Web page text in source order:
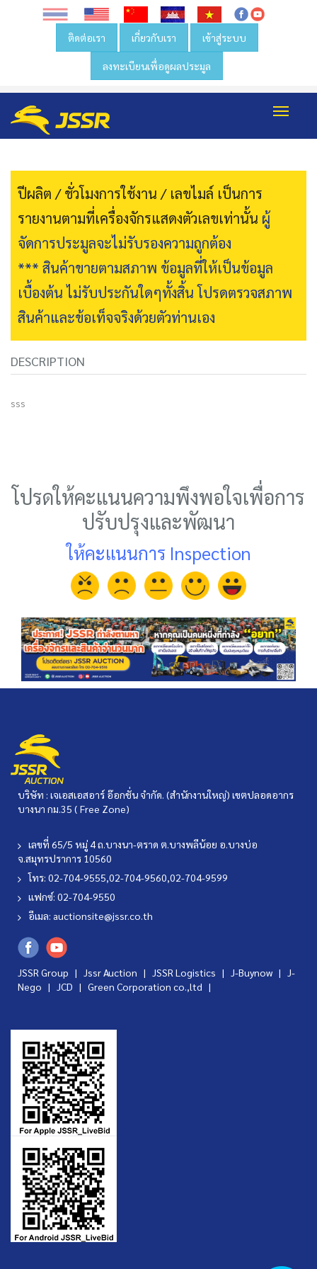
ติดต่อเรา เกี่ยวกับเรา เข้าสู่ระบบ
ลงทะเบียนเพื่อดูผลประมูล
ปีผลิต / ชั่วโมงการใช้งาน / เลขไมล์ เป็นการ
รายงานตามที่เครื่องจักรแสดงตัวเลขเท่านั้น ผู้
จัดการประมูลจะไม่รับรองความถูกต้อง
*** สินค้าขายตามสภาพ ข้อมูลที่ให้เป็นข้อมูล
เบื้องต้น ไม่รับประกันใดๆทั้งสิ้น โปรดตรวจสภาพ
สินค้าและข้อเท็จจริงด้วยตัวท่านเอง
DESCRIPTION
sss
โปรดให้คะแนนความพึงพอใจเพื่อการ
ปรับปรุงและพัฒนา
ให้คะแนนการ Inspection
บริษัท : เจเอสเอสอาร์ อ๊อกชั่น จำกัด. (สำนักงานใหญ่) เขตปลอดอากร
บางนา กม.35 ( Free Zone)
เลขที่ 65/5 หมู่ 4 ถ.บางนา-ตราด ต.บางพลีน้อย อ.บางบ่อ
จ.สมุทรปราการ 10560
โทร: 02-704-9555,02-704-9560,02-704-9599
แฟกซ์: 02-704-9550
อีเมล: auctionsite@jssr.co.th
JSSR Group | Jssr Auction | JSSR Logistics | J-Buynow | J-
Nego | JCD | Green Corporation co.,ltd |